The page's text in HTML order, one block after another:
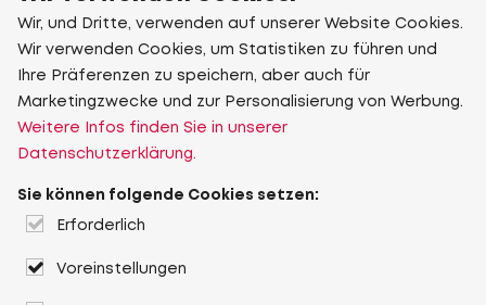
Wir, und Dritte, verwenden auf unserer Website Cookies.
Wir verwenden Cookies, um Statistiken zu führen und
Ihre Präferenzen zu speichern, aber auch für
Marketingzwecke und zur Personalisierung von Werbung.
Weitere Infos finden Sie in unserer
Datenschutzerklärung.
Sie können folgende Cookies setzen:
Erforderlich
Voreinstellungen